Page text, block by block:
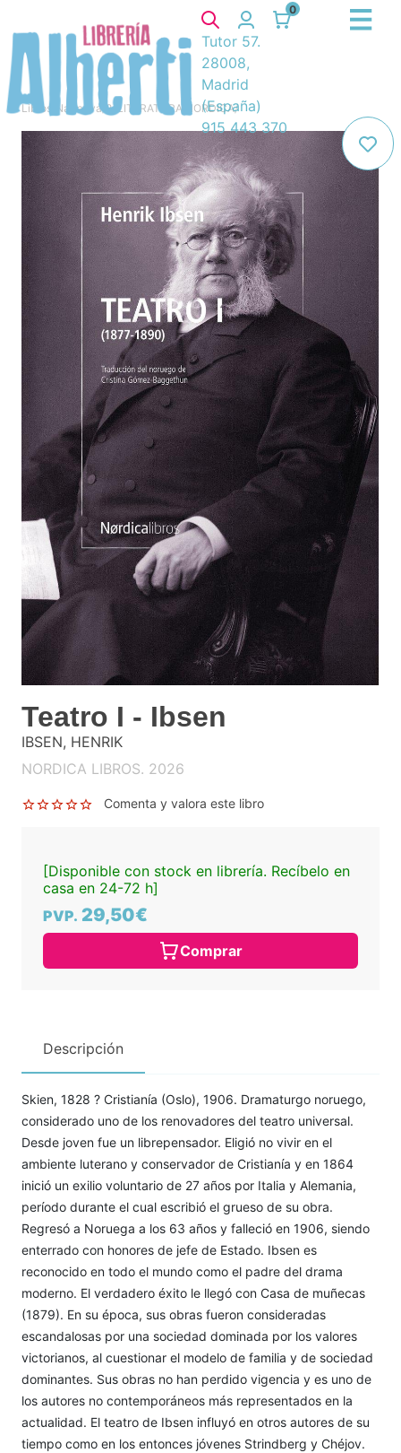
0
Tutor 57.
28008,
Madrid
(España)
915 443 370
Libros Narrativa/ 8. LITERATURA NORDICA/
Teatro I - Ibsen
IBSEN, HENRIK
NORDICA LIBROS. 2026
Comenta y valora este libro
[Disponible con stock en librería. Recíbelo en
casa en 24-72 h]
PVP. 29,50€
Comprar
Descripción
Skien, 1828 ? Cristianía (Oslo), 1906. Dramaturgo noruego,
considerado uno de los renovadores del teatro universal.
Desde joven fue un librepensador. Eligió no vivir en el
ambiente luterano y conservador de Cristianía y en 1864
inició un exilio voluntario de 27 años por Italia y Alemania,
período durante el cual escribió el grueso de su obra.
Regresó a Noruega a los 63 años y falleció en 1906, siendo
enterrado con honores de jefe de Estado. Ibsen es
reconocido en todo el mundo como el padre del drama
moderno. El verdadero éxito le llegó con Casa de muñecas
(1879). En su época, sus obras fueron consideradas
escandalosas por una sociedad dominada por los valores
victorianos, al cuestionar el modelo de familia y de sociedad
dominantes. Sus obras no han perdido vigencia y es uno de
los autores no contemporáneos más representados en la
actualidad. El teatro de Ibsen influyó en otros autores de su
tiempo como en los entonces jóvenes Strindberg y Chéjov.